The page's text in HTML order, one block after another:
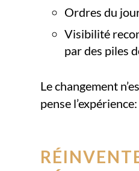
Ordres du
Visibilité
par des piles
Le changement
pense